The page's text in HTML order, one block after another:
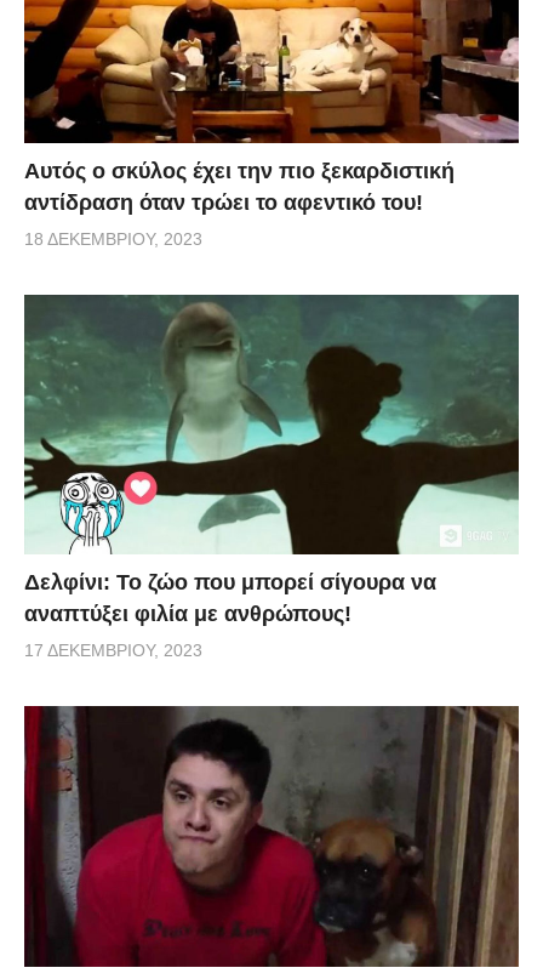
Αυτός ο σκύλος έχει την πιο ξεκαρδιστική
αντίδραση όταν τρώει το αφεντικό του!
18 ΔΕΚΕΜΒΡΊΟΥ, 2023
Δελφίνι: Το ζώο που μπορεί σίγουρα να
αναπτύξει φιλία με ανθρώπους!
17 ΔΕΚΕΜΒΡΊΟΥ, 2023